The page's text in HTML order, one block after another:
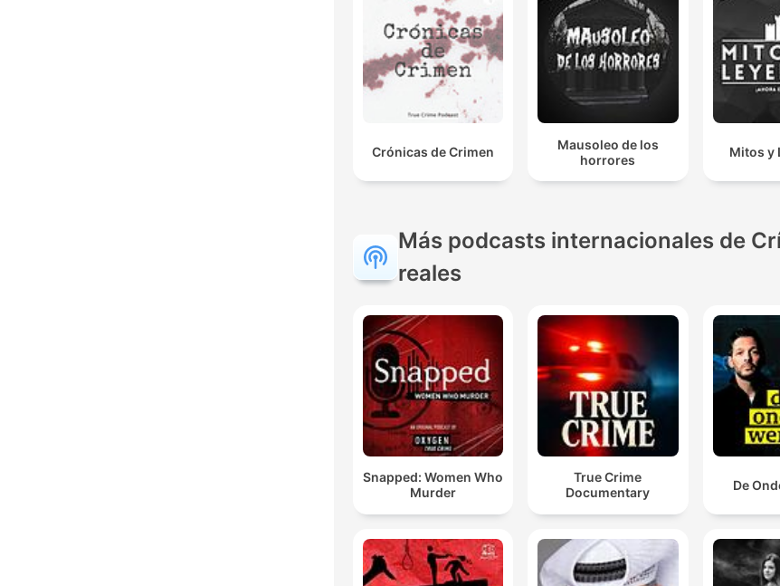
Crónicas de Crimen
Mausoleo de los
horrores
Mitos y
Más podcasts internacionales de
reales
Snapped: Women Who
Murder
True Crime
Documentary
De